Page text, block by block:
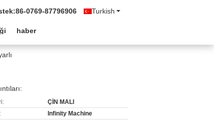
Turkish
86-0769-87796906
haber
ÇİN MALI
Infinity Machine